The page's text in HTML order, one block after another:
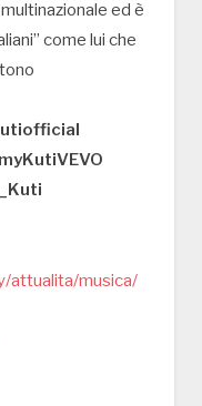
ed è
come lui che
attualita/musica/